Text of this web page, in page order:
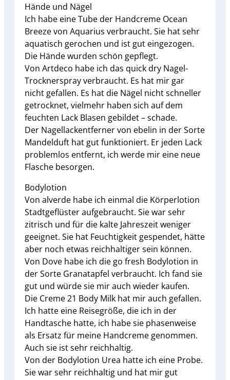
Hände und Nägel
Ich habe eine Tube der Handcreme Ocean
Breeze von Aquarius verbraucht. Sie hat sehr
aquatisch gerochen und ist gut eingezogen.
Die Hände wurden schön gepflegt.
Von Artdeco habe ich das quick dry Nagel-
Trocknerspray verbraucht. Es hat mir gar
nicht gefallen. Es hat die Nägel nicht schneller
getrocknet, vielmehr haben sich auf dem
feuchten Lack Blasen gebildet – schade.
Der Nagellackentferner von ebelin in der Sorte
Mandelduft hat gut funktioniert. Er jeden Lack
problemlos entfernt, ich werde mir eine neue
Flasche besorgen.
Bodylotion
Von alverde habe ich einmal die Körperlotion
Stadtgeflüster aufgebraucht. Sie war sehr
zitrisch und für die kalte Jahreszeit weniger
geeignet. Sie hat Feuchtigkeit gespendet, hätte
aber noch etwas reichhaltiger sein können.
Von Dove habe ich die go fresh Bodylotion in
der Sorte Granatapfel verbraucht. Ich fand sie
gut und würde sie mir auch wieder kaufen.
Die Creme 21 Body Milk hat mir auch gefallen.
Ich hatte eine Reisegröße, die ich in der
Handtasche hatte, ich habe sie phasenweise
als Ersatz für meine Handcreme genommen.
Auch sie ist sehr reichhaltig.
Von der Bodylotion Urea hatte ich eine Probe.
Sie war sehr reichhaltig und hat mir gut